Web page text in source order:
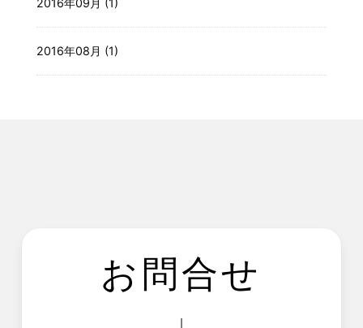
2016年09月 (1)
2016年08月 (1)
お問合せ